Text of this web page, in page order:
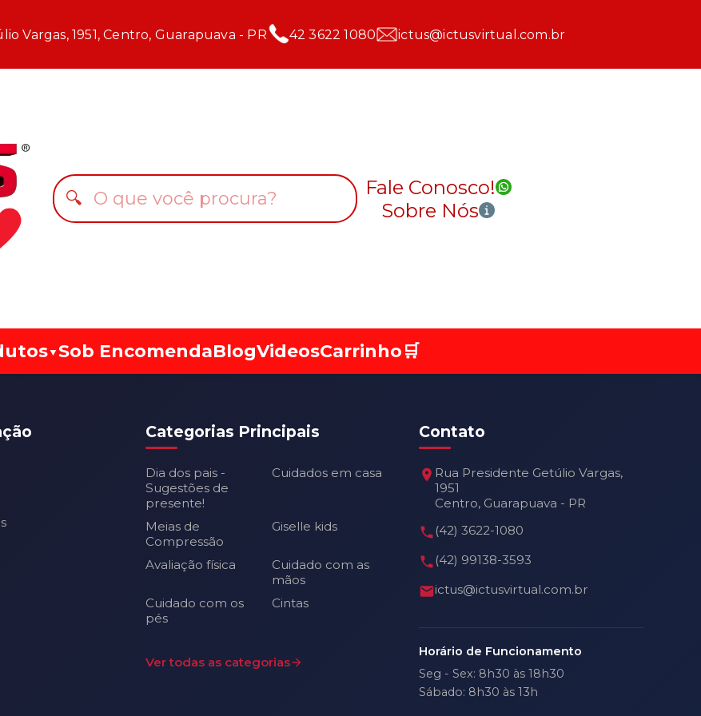
Vargas, 1951, Centro, Guarapuava - PR 42 3622 1080 ictus@ictusvirtual.com.br
🔍
Fale Conosco!
Sobre Nós
▼ Sob EncomendaBlogVideosCarrinho🛒
Categorias Principais
Dia dos pais -
Sugestões de
presente!
Cuidados em casa
Meias de
Compressão
Giselle kids
Avaliação física
Cuidado com as
mãos
Cuidado com os
pés
Cintas
Ver todas as categorias
Contato
Rua Presidente Getúlio Vargas,
1951
Centro, Guarapuava - PR
(42) 3622-1080
(42) 99138-3593
ictus@ictusvirtual.com.br
Horário de Funcionamento
Seg - Sex: 8h30 às 18h30
Sábado: 8h30 às 13h